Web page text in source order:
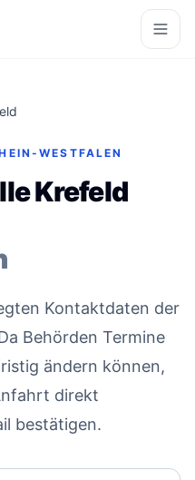
WESTFALEN
Krefeld
Kontaktdaten der
Behörden Termine
ändern können,
direkt
bestätigen.